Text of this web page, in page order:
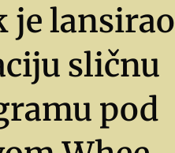
je lansirao
sličnu
pod